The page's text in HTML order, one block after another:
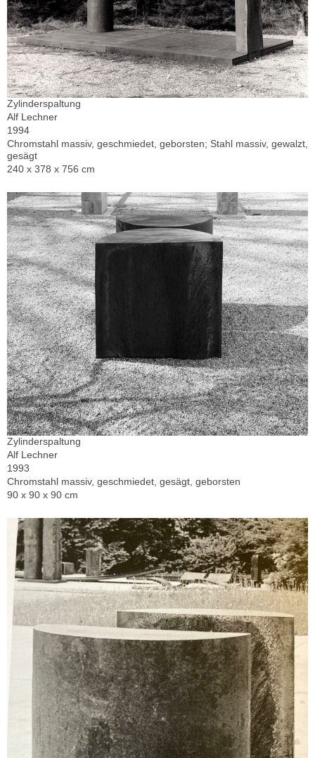
Zylinderspaltung
Alf Lechner
1994
Chromstahl massiv, geschmiedet, geborsten; Stahl massiv, gewalzt,
gesägt
240 x 378 x 756 cm
Zylinderspaltung
Alf Lechner
1993
Chromstahl massiv, geschmiedet, gesägt, geborsten
90 x 90 x 90 cm